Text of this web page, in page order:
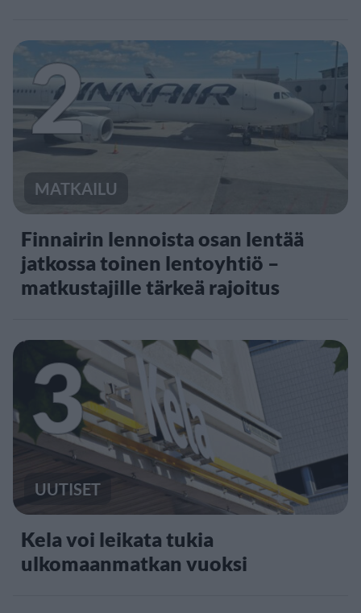
2
MATKAILU
Finnairin lennoista osan lentää
jatkossa toinen lentoyhtiö –
matkustajille tärkeä rajoitus
3
UUTISET
Kela voi leikata tukia
ulkomaanmatkan vuoksi